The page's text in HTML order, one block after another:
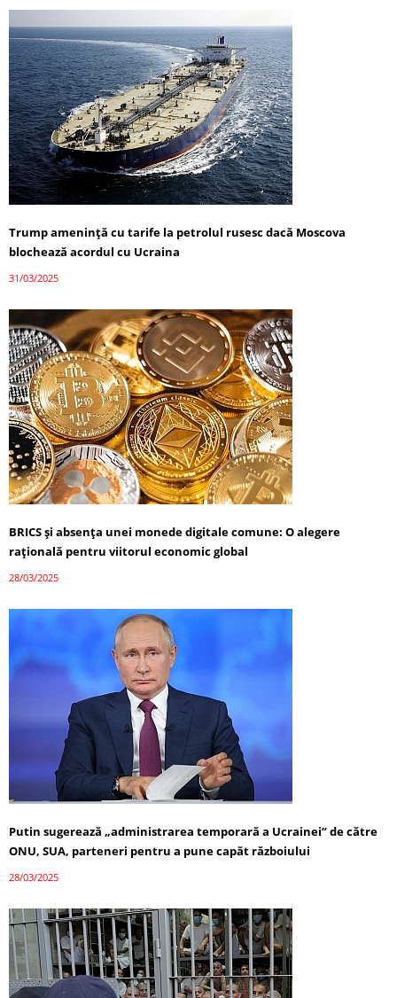
Trump amenință cu tarife la petrolul rusesc dacă Moscova
blochează acordul cu Ucraina
31/03/2025
BRICS și absența unei monede digitale comune: O alegere
rațională pentru viitorul economic global
28/03/2025
Putin sugerează „administrarea temporară a Ucrainei” de către
ONU, SUA, parteneri pentru a pune capăt războiului
28/03/2025